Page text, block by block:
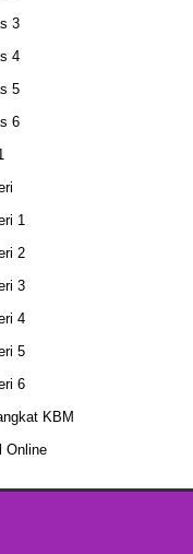
3
4
5
6
1
2
3
4
5
6
KBM
Online